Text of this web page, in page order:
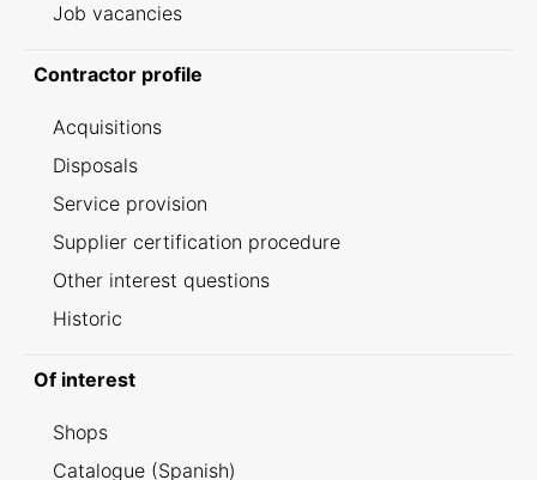
Job vacancies
Contractor profile
Acquisitions
Disposals
Service provision
Supplier certification procedure
Other interest questions
Historic
Of interest
Shops
Catalogue (Spanish)